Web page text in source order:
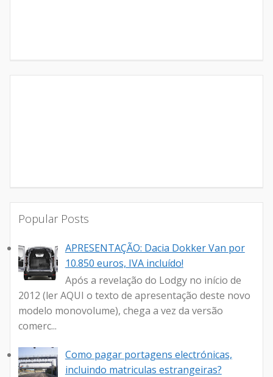
Popular Posts
APRESENTAÇÃO: Dacia Dokker Van por
10.850 euros, IVA incluído!
Após a revelação do Lodgy no início de
2012 (ler AQUI o texto de apresentação deste novo
modelo monovolume), chega a vez da versão
comerc...
Como pagar portagens electrónicas,
incluindo matriculas estrangeiras?